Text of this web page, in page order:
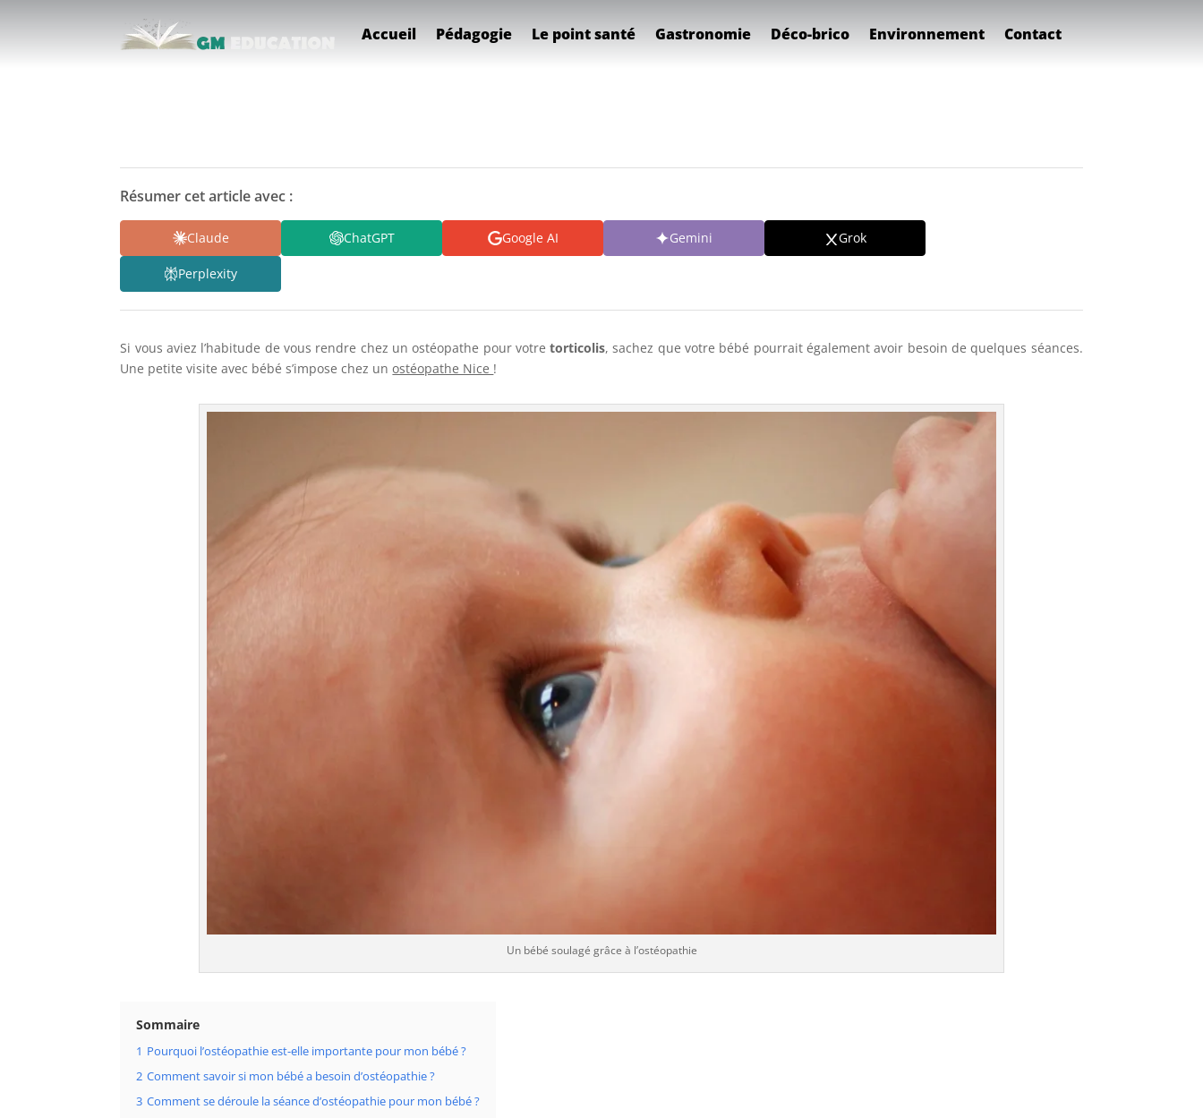
Accueil Pédagogie Le point santé Gastronomie Déco-brico Environnement Contact
Résumer cet article avec :
Claude ChatGPT Google AI Gemini Grok
Perplexity
Si vous aviez l’habitude de vous rendre chez un ostéopathe pour votretorticolis, sachez que votre bébé pourrait également avoir besoin de quelques séances.
Une petite visite avec bébé s’impose chez unostéopathe Nice !
Un bébé soulagé grâce à l’ostéopathie
Sommaire
1 Pourquoi l’ostéopathie est-elle importante pour mon bébé ?
2 Comment savoir si mon bébé a besoin d’ostéopathie ?
3 Comment se déroule la séance d’ostéopathie pour mon bébé ?